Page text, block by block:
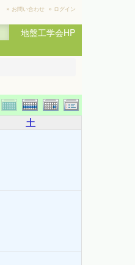
» お問い合わせ » ログイン
地盤工学会HP
土